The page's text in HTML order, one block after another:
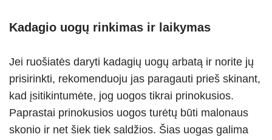
Kadagio uogų rinkimas ir laikymas
Jei ruošiatės daryti kadagių uogų arbatą ir norite jų
prisirinkti, rekomenduoju jas paragauti prieš skinant,
kad įsitikintumėte, jog uogos tikrai prinokusios.
Paprastai prinokusios uogos turėtų būti malonaus
skonio ir net šiek tiek saldžios. Šias uogas galima